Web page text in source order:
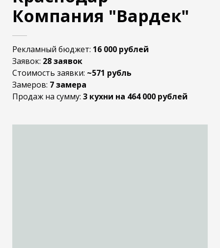
Компания "Вардек"
Рекламный бюджет: 16 000 рублей
Заявок: 28 заявок
Стоимость заявки: ~571 рубль
Замеров: 7 замера
Продаж на сумму: 3 кухни на 464 000 рублей